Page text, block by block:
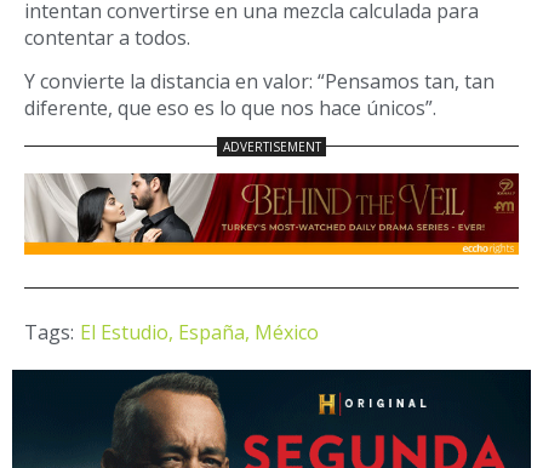
intentan convertirse en una mezcla calculada para
contentar a todos.
Y convierte la distancia en valor: “Pensamos tan, tan
diferente, que eso es lo que nos hace únicos”.
Tags: El Estudio, España, México